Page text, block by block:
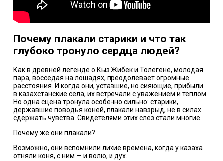
Почему плакали старики и что так
глубоко тронуло сердца людей?
Как в древней легенде о Кыз Жибек и Толегене, молодая
пара, восседая на лошадях, преодолевает огромные
расстояния. И когда они, уставшие, но сияющие, прибыли
в казахстанские села, их встречали с уважением и теплом.
Но одна сцена тронула особенно сильно: старики,
державшие поводья коней, плакали навзрыд, не в силах
сдержать чувства. Свидетелями этих слез стали многие.
Почему же они плакали?
Возможно, они вспомнили лихие времена, когда у казаха
отняли коня, с ним — и волю, и дух.